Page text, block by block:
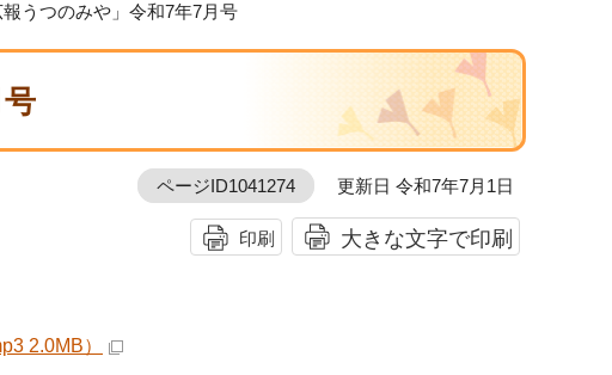
うつのみや」令和7年7月号
ページID1041274 更新日 令和7年7月1日
印刷 大きな文字で印刷
2.0MB）